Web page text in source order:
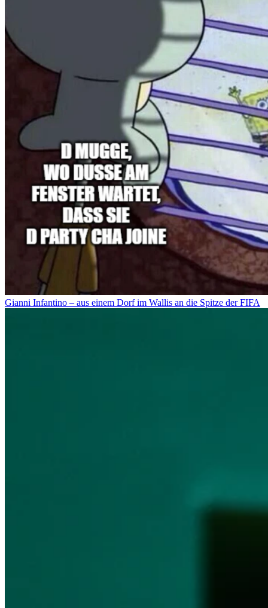
Gianni Infantino – aus einem Dorf im Wallis an die Spitze der FIFA